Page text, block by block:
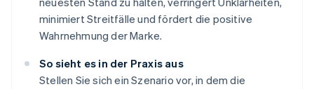
minimiert Streitfälle und fördert die positive
Wahrnehmung der Marke.
So sieht es in der Praxis aus
Stellen Sie sich ein Szenario vor, in dem die